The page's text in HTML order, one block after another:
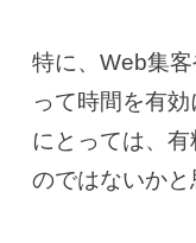
特に、Web集
って時間を有
にとっては、
のではないかと